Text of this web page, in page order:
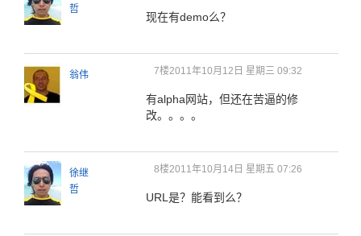
哲
现在有demo么？
翁伟 7楼2011年10月12日 星期三 09:32
有alpha网站，但还在苦逼的修
改。。。。
徐继
哲
8楼2011年10月14日 星期五 07:26
URL是？能看到么？